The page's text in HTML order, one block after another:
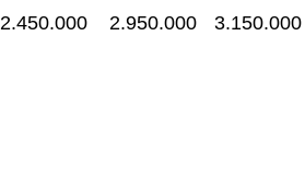
2.450.000 2.950.000 3.150.000